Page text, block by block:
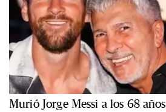
Murió Jorge Messi a los 68 años